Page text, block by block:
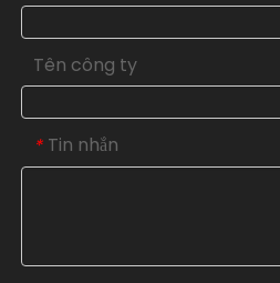
Tên công ty
* Tin nhắn